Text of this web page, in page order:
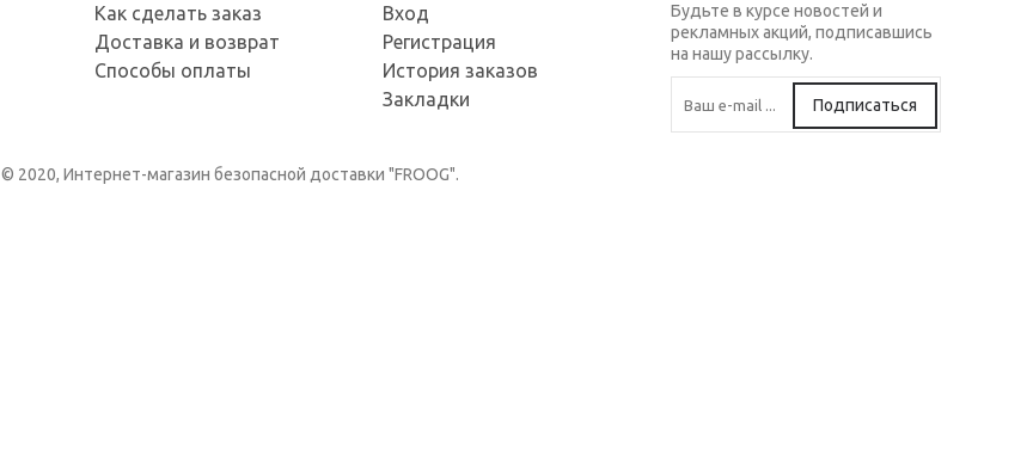
Как сделать заказ
Доставка и возврат
Способы оплаты
Вход
Регистрация
История заказов
Закладки
Будьте в курсе новостей и
рекламных акций, подписавшись
на нашу рассылку.
Подписаться
© 2020, Интернет-магазин безопасной доставки "FROOG".